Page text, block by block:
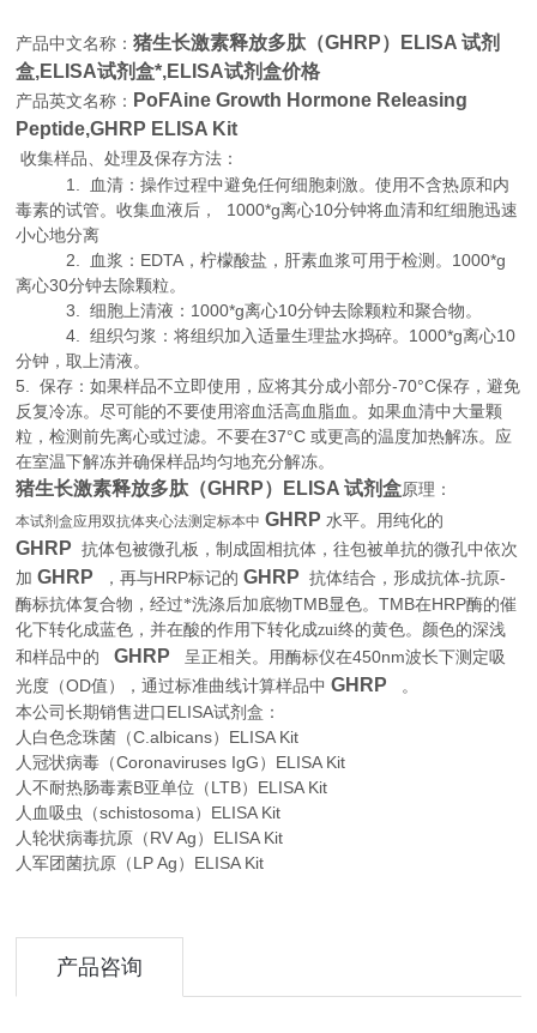
产品中文名称：猪生长激素释放多肽（GHRP）ELISA 试剂
盒,ELISA试剂盒*,ELISA试剂盒价格
产品英文名称： PoFAine Growth Hormone Releasing
Peptide,GHRP ELISA Kit
收集样品、处理及保存方法：
1. 血清：操作过程中避免任何细胞刺激。使用不含热原和内
毒素的试管。收集血液后， 1000*g离心10分钟将血清和红细胞迅速
小心地分离
2. 血浆：EDTA，柠檬酸盐，肝素血浆可用于检测。1000*g
离心30分钟去除颗粒。
3. 细胞上清液：1000*g离心10分钟去除颗粒和聚合物。
4. 组织匀浆：将组织加入适量生理盐水捣碎。1000*g离心10
分钟，取上清液。
5. 保存：如果样品不立即使用，应将其分成小部分-70°C保存，避免
反复冷冻。尽可能的不要使用溶血活高血脂血。如果血清中大量颗
粒，检测前先离心或过滤。不要在37°C 或更高的温度加热解冻。应
在室温下解冻并确保样品均匀地充分解冻。
猪生长激素释放多肽（GHRP）ELISA 试剂盒原理：
本试剂盒应用双抗体夹心法测定标本中 GHRP 水平。用纯化的
GHRP
抗体包被微孔板，制成固相抗体，往包被单抗的微孔中依次
加 GHRP ，再与HRP标记的 GHRP 抗体结合，形成抗体-抗原-
酶标抗体复合物，经过*洗涤后加底物TMB显色。TMB在HRP酶的催
化下转化成蓝色，并在酸的作用下转化成zui终的黄色。颜色的深浅
和样品中的
GHRP 呈正相关。用酶标仪在450nm波长下测定吸
光度（OD值），通过标准曲线计算样品中 GHRP
。
本公司长期销售进口ELISA试剂盒：
人白色念珠菌（C.albicans）ELISA Kit
人冠状病毒（Coronaviruses IgG）ELISA Kit
人不耐热肠毒素B亚单位（LTB）ELISA Kit
人血吸虫（schistosoma）ELISA Kit
人轮状病毒抗原（RV Ag）ELISA Kit
人军团菌抗原（LP Ag）ELISA Kit
产品咨询